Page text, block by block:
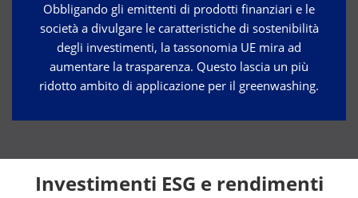
Obbligando gli emittenti di prodotti finanziari e le
società a divulgare le caratteristiche di sostenibilità
degli investimenti, la tassonomia UE mira ad
aumentare la trasparenza. Questo lascia un più
ridotto ambito di applicazione per il greenwashing.
Investimenti ESG e rendimenti